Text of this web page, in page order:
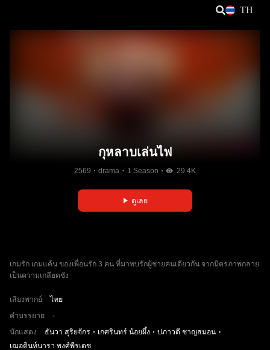
TH
กุหลาบเล่นไฟ
2569 drama 1 Season 29.4K
ดูเลย
เกมรัก เกมแค้น ของเพื่อนรัก 3 คน ที่มาพบรักผู้ชายคนเดียวกัน จากมิตรภาพกลาย
เป็นความเกลียดชัง
เสียงพากย์
ไทย
คำบรรยาย
-
นักแสดง
ธันวา สุริยจักร เกศรินทร์ น้อยผึ้ง
ปภาวดี ชาญสมอน
เฌอตินท์นารา พงศ์พีรเดช